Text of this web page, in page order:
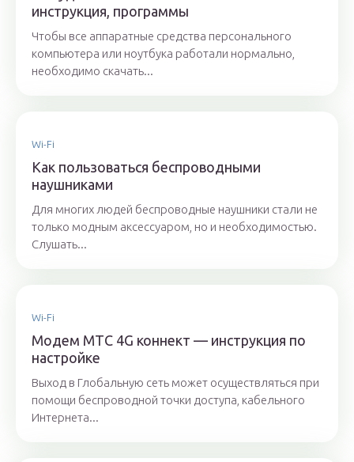
инструкция, программы
Чтобы все аппаратные средства персонального
компьютера или ноутбука работали нормально,
необходимо скачать...
Wi-Fi
Как пользоваться беспроводными
наушниками
Для многих людей беспроводные наушники стали не
только модным аксессуаром, но и необходимостью.
Слушать...
Wi-Fi
Модем МТС 4G коннект — инструкция по
настройке
Выход в Глобальную сеть может осуществляться при
помощи беспроводной точки доступа, кабельного
Интернета...